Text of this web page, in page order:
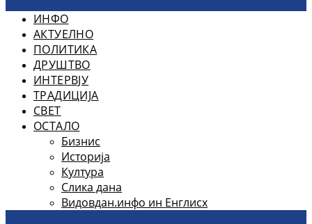
ИНФО
АКТУЕЛНО
ПОЛИТИКА
ДРУШТВО
ИНТЕРВЈУ
ТРАДИЦИЈА
СВЕТ
ОСТАЛО
Бизнис
Историја
Култура
Слика дана
Видовдан.инфо ин Енглисх